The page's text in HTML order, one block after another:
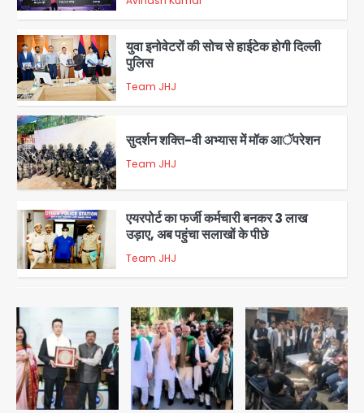
2
3
युवा इनोवेटरों की सोच से हाईटेक होगी दिल्ली
पुलिस
Team JHJ
4
सुदर्शन शक्ति-वी अभ्यास में मॉक आॅपरेशन
Team JHJ
5
एयरपोर्ट का फर्जी कर्मचारी बनकर 3 लाख
उड़ाए, अब पहुंचा सलाखों के पीछे
Team JHJ
1
Noida Sector-49: सेक्टर-49 में 18
साल की मेड ने की खुदकुशी, शरीर पर नहीं मिली
कोई बाहरी
Avinash Kumar
Rahul Gandhi’s Prayagraj
speech: युवाओं को ‘दर्द, डेटा, दौलत’ का